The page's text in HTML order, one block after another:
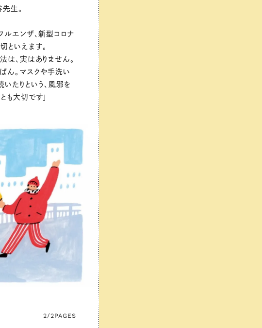
生。
ルエンザ、新型コロナ
といえます。
は、実はありません。
ん。マスクや手洗い
たりという、風邪を
も大切です」
2/2PAGES